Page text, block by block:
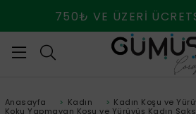
750₺ VE ÜZERİ
Anasayfa > Kadın > Kadın Koşu ve
Koku Yapmayan Koşu ve Yürüyüş Kadın